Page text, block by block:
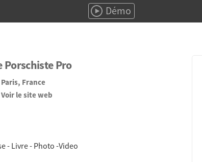
Démo
Porschiste Pro
Paris, France
Voir le site web
- Livre - Photo -Video